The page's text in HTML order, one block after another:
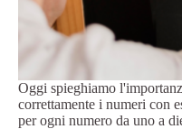
Oggi spieghiamo
correttamente i numeri con
per ogni numero da uno a